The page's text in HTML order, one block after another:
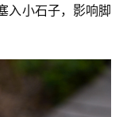
入小石子，影响脚